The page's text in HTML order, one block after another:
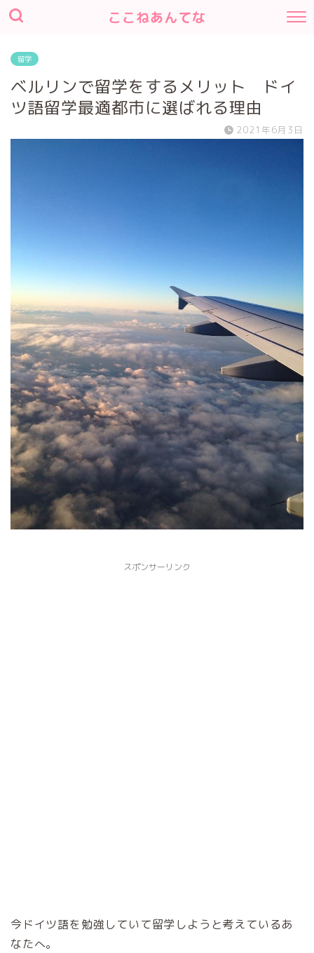
ここねあんてな
留学
ベルリンで留学をするメリット ドイ
ツ語留学最適都市に選ばれる理由
2021年6月3日
スポンサーリンク
今ドイツ語を勉強していて留学しようと考えているあ
なたへ。